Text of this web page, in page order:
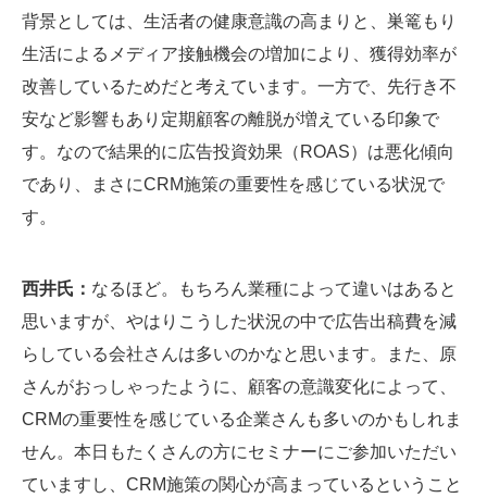
背景としては、生活者の健康意識の高まりと、巣篭もり
生活によるメディア接触機会の増加により、獲得効率が
改善しているためだと考えています。一方で、先行き不
安など影響もあり定期顧客の離脱が増えている印象で
す。なので結果的に広告投資効果（ROAS）は悪化傾向
であり、まさにCRM施策の重要性を感じている状況で
す。
西井氏： なるほど。もちろん業種によって違いはあると
思いますが、やはりこうした状況の中で広告出稿費を減
らしている会社さんは多いのかなと思います。また、原
さんがおっしゃったように、顧客の意識変化によって、
CRMの重要性を感じている企業さんも多いのかもしれま
せん。本日もたくさんの方にセミナーにご参加いただい
ていますし、CRM施策の関心が高まっているということ